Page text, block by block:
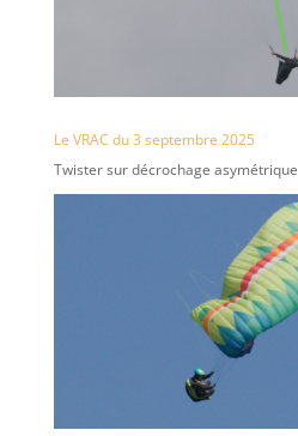
Le VRAC du 3 septembre 2025
Twister sur décrochage asymétrique